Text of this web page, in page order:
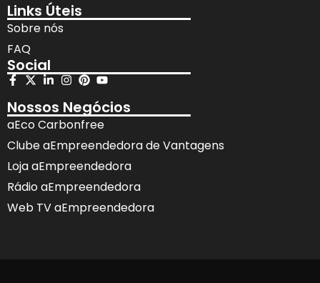
Links Úteis
Sobre nós
FAQ
Social
Nossos Negócios
aEco Carbonfree
Clube aEmpreendedora de Vantagens
Loja aEmpreendedora
Rádio aEmpreendedora
Web TV aEmpreendedora